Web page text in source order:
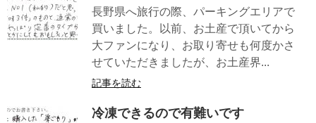
長野県へ旅行の際、パーキングエリアで
買いました。以前、お土産で頂いてから
大ファンになり、お取り寄せも何度かさ
せていただきましたが、お土産界...
記事を読む
冷凍できるので有難いです